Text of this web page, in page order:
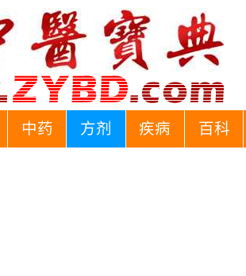
中药 方剂 疾病 百科